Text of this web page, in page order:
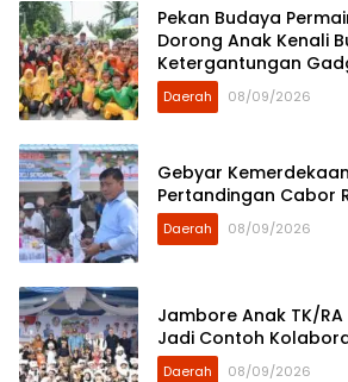
Pekan Budaya
Dorong Anak Kenali
Ketergantungan
Daerah 08/09/2026
Gebyar
Pertandingan Cabor
Daerah 08/09/2026
Jambore Anak TK/
Jadi Contoh
Daerah 08/09/2026